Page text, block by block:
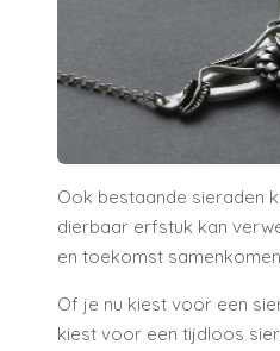
Ook bestaande sieraden
dierbaar erfstuk kan
en toekomst
Of je nu kiest voor een
kiest voor een tijdloos